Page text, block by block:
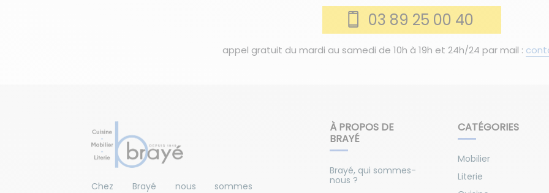
03 89 25 00 40
appel gratuit du mardi au samedi de 10h à 19h et 24h/24 par mail :
À PROPOS DE
BRAYÉ
Brayé, qui sommes-
nous ?
CATÉGORIES
Mobilier
Literie
Chez Brayé nous sommes